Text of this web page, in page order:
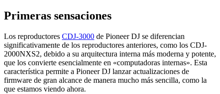
Primeras sensaciones
Los reproductores CDJ-3000 de Pioneer DJ se diferencian
significativamente de los reproductores anteriores, como los CDJ-
2000NXS2, debido a su arquitectura interna más moderna y potente,
que los convierte esencialmente en «computadoras internas». Esta
característica permite a Pioneer DJ lanzar actualizaciones de
firmware de gran alcance de manera mucho más sencilla, como la
que estamos viendo ahora.